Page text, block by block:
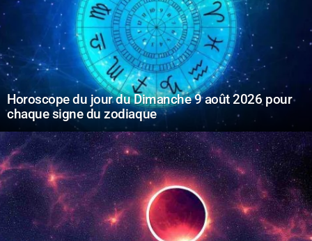
Horoscope du jour du Dimanche 9 août 2026 pour
chaque signe du zodiaque